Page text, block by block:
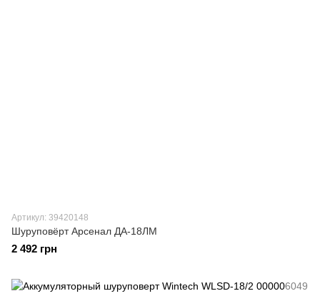
Артикул: 39420148
Шуруповёрт Арсенал ДА-18ЛМ
2 492 грн